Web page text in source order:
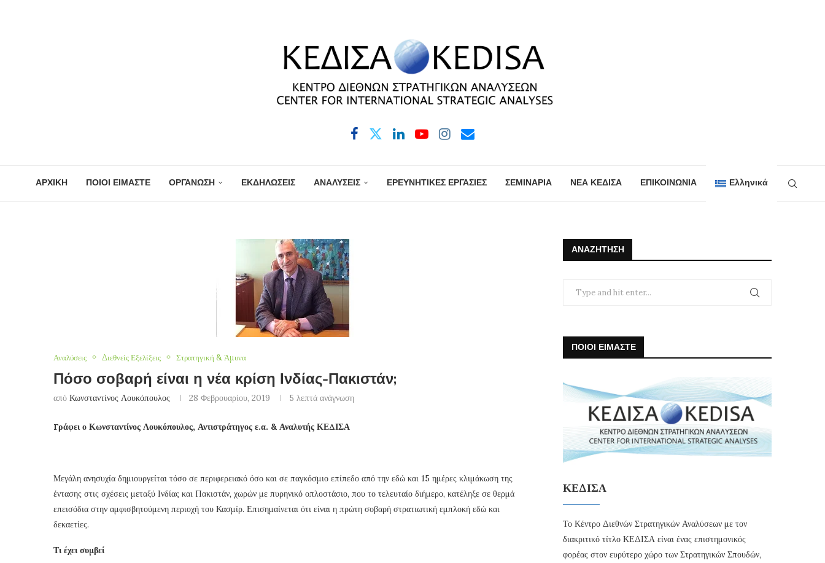
ΑΡΧΙΚΗ ΠΟΙΟΙ ΕΙΜΑΣΤΕ ΟΡΓΑΝΩΣΗ ΕΚΔΗΛΩΣΕΙΣ ΑΝΑΛΥΣΕΙΣ ΕΡΕΥΝΗΤΙΚΕΣ ΕΡΓΑΣΙΕΣ ΣΕΜΙΝΑΡΙΑ ΝΕΑ ΚΕΔΙΣΑ ΕΠΙΚΟΙΝΩΝΙΑ Ελληνικά
Αναλύσεις Διεθνείς Εξελίξεις Στρατηγική & Άμυνα
Πόσο σοβαρή είναι η νέα κρίση Ινδίας-Πακιστάν;
από Κωνσταντίνος Λουκόπουλος 28 Φεβρουαρίου, 2019 5 λεπτά ανάγνωση
Γράφει ο Κωνσταντίνος Λουκόπουλος, Αντιστράτηγος ε.α. & Αναλυτής ΚΕΔΙΣΑ
Μεγάλη ανησυχία δημιουργείται τόσο σε περιφερειακό όσο και σε παγκόσμιο επίπεδο από την εδώ και 15 ημέρες κλιμάκωση της
έντασης στις σχέσεις μεταξύ Ινδίας και Πακιστάν, χωρών με πυρηνικό οπλοστάσιο, που το τελευταίο διήμερο, κατέληξε σε θερμά
επεισόδια στην αμφισβητούμενη περιοχή του Κασμίρ. Επισημαίνεται ότι είναι η πρώτη σοβαρή στρατιωτική εμπλοκή εδώ και
δεκαετίες.
Τι έχει συμβεί
ΑΝΑΖΉΤΗΣΗ
ΠΟΙΟΙ ΕΙΜΑΣΤΕ
ΚΕΔΙΣΑ
Το Κέντρο Διεθνών Στρατηγικών Αναλύσεων με τον
διακριτικό τίτλο ΚΕΔΙΣΑ είναι ένας επιστημονικός
φορέας στον ευρύτερο χώρο των Στρατηγικών Σπουδών,